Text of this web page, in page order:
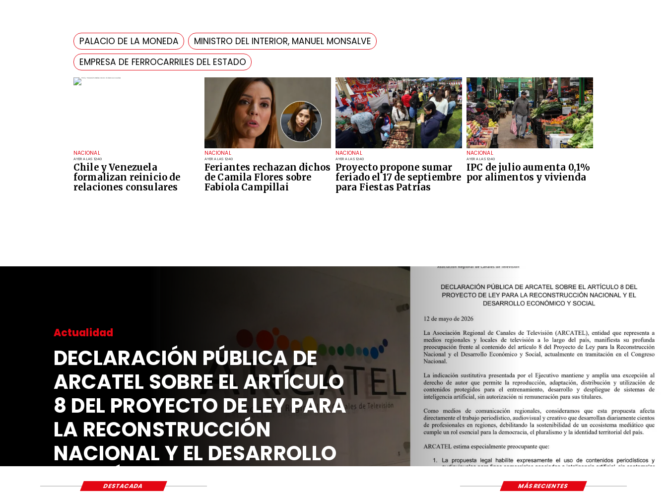
NACIONAL
AYER A LAS 12:40
Chile y Venezuela
formalizan reinicio de
relaciones consulares
NACIONAL
AYER A LAS 12:40
Feriantes rechazan dichos
de Camila Flores sobre
Fabiola Campillai
NACIONAL
AYER A LAS 12:40
Proyecto propone sumar
feriado el 17 de septiembre
para Fiestas Patrias
NACIONAL
AYER A LAS 12:40
IPC de julio aumenta 0,1%
por alimentos y vivienda
PALACIO DE LA MONEDA
MINISTRO DEL INTERIOR, MANUEL MONSALVE
EMPRESA DE FERROCARRILES DEL ESTADO
Actualidad
DECLARACIÓN PÚBLICA DE
ARCATEL SOBRE EL ARTÍCULO
8 DEL PROYECTO DE LEY PARA
LA RECONSTRUCCIÓN
NACIONAL Y EL DESARROLLO
ECONÓMICO Y SOCIAL
DESTACADA MÁS RECIENTES